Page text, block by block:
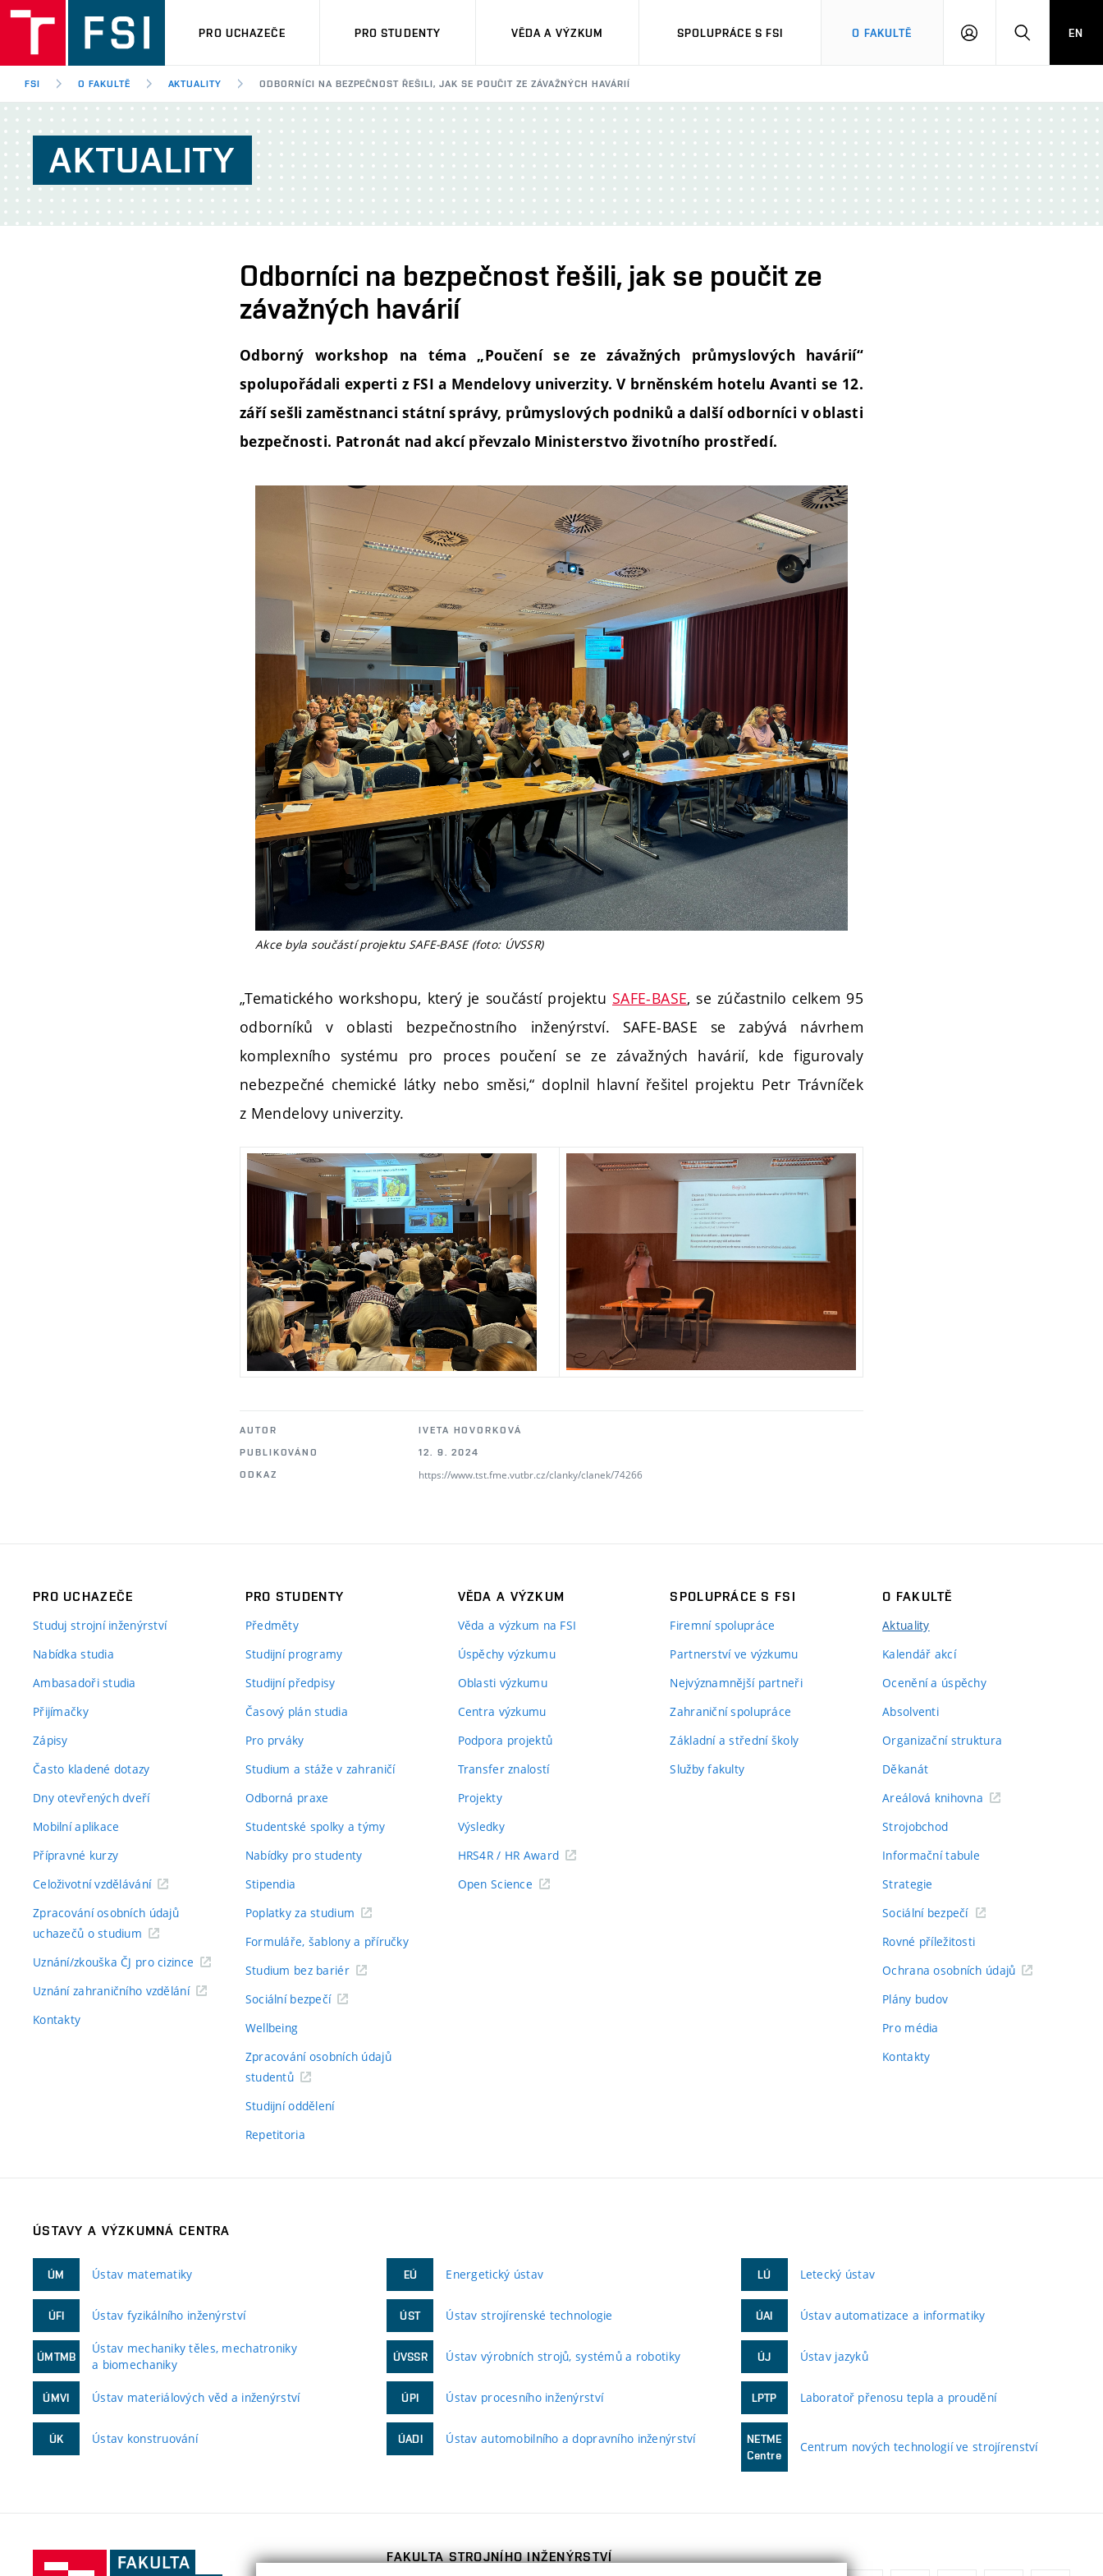
PRO UCHAZEČE PRO STUDENTY VĚDA A VÝZKUM SPOLUPRÁCE S FSI O FAKULTĚ
PŘIHLÁŠENÍHLEDAT
EN
FSI O FAKULTĚ AKTUALITY ODBORNÍCI NA BEZPEČNOST ŘEŠILI, JAK SE POUČIT ZE ZÁVAŽNÝCH HAVÁRIÍ
AKTUALITY
Odborníci na bezpečnost řešili, jak se poučit ze
závažných havárií
Odborný workshop na téma „Poučení se ze závažných průmyslových havárií“
spolupořádali experti z FSI a Mendelovy univerzity. V brněnském hotelu Avanti se 12.
září sešli zaměstnanci státní správy, průmyslových podniků a další odborníci v oblasti
bezpečnosti. Patronát nad akcí převzalo Ministerstvo životního prostředí.
Akce byla součástí projektu SAFE-BASE (foto: ÚVSSR)
„Tematického workshopu, který je součástí projektu SAFE-BASE, se zúčastnilo celkem 95
odborníků v oblasti bezpečnostního inženýrství. SAFE-BASE se zabývá návrhem
komplexního systému pro proces poučení se ze závažných havárií, kde figurovaly
nebezpečné chemické látky nebo směsi,“ doplnil hlavní řešitel projektu Petr Trávníček
z Mendelovy univerzity.
AUTOR
IVETA HOVORKOVÁ
PUBLIKOVÁNO
12. 9. 2024
ODKAZ
https://www.tst.fme.vutbr.cz/clanky/clanek/74266
PRO UCHAZEČE
Studuj strojní inženýrství
Nabídka studia
Ambasadoři studia
Přijímačky
Zápisy
Často kladené dotazy
Dny otevřených dveří
Mobilní aplikace
Přípravné kurzy
Celoživotní vzdělávání
Zpracování osobních údajů
uchazečů o studium
Uznání/zkouška ČJ pro cizince
Uznání zahraničního vzdělání
Kontakty
PRO STUDENTY
Předměty
Studijní programy
Studijní předpisy
Časový plán studia
Pro prváky
Studium a stáže v zahraničí
Odborná praxe
Studentské spolky a týmy
Nabídky pro studenty
Stipendia
Poplatky za studium
Formuláře, šablony a příručky
Studium bez bariér
Sociální bezpečí
Wellbeing
Zpracování osobních údajů
studentů
Studijní oddělení
Repetitoria
VĚDA A VÝZKUM
Věda a výzkum na FSI
Úspěchy výzkumu
Oblasti výzkumu
Centra výzkumu
Podpora projektů
Transfer znalostí
Projekty
Výsledky
HRS4R / HR Award
Open Science
SPOLUPRÁCE S FSI
Firemní spolupráce
Partnerství ve výzkumu
Nejvýznamnější partneři
Zahraniční spolupráce
Základní a střední školy
Služby fakulty
O FAKULTĚ
Aktuality
Kalendář akcí
Ocenění a úspěchy
Absolventi
Organizační struktura
Děkanát
Areálová knihovna
Strojobchod
Informační tabule
Strategie
Sociální bezpečí
Rovné příležitosti
Ochrana osobních údajů
Plány budov
Pro média
Kontakty
ÚSTAVY A VÝZKUMNÁ CENTRA
ÚM Ústav matematiky
ÚFI Ústav fyzikálního inženýrství
ÚMTMB
Ústav mechaniky těles, mechatroniky
a biomechaniky
ÚMVI Ústav materiálových věd a inženýrství
ÚK Ústav konstruování
EÚ Energetický ústav
ÚST Ústav strojírenské technologie
ÚVSSR Ústav výrobních strojů, systémů a robotiky
ÚPI Ústav procesního inženýrství
ÚADI Ústav automobilního a dopravního inženýrství
LÚ Letecký ústav
ÚAI Ústav automatizace a informatiky
ÚJ Ústav jazyků
LPTP Laboratoř přenosu tepla a proudění
NETME
Centre
Centrum nových technologií ve strojírenství
Fakulta
FAKULTA STROJNÍHO INŽENÝRSTVÍ